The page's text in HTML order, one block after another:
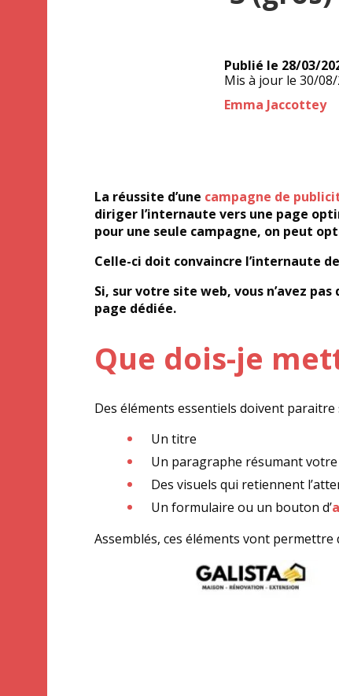
Publié le 28/03/
Mis à jour le 30/
Auteur
Emma Jaccottey
La réussite d’une campagne de
diriger l’internaute vers une page
pour une seule campagne, on peut
Celle-ci doit convaincre l’internaute
Si, sur votre site web, vous n’avez
page dédiée.
Que dois-je
Des éléments essentiels doivent
Un titre
Un paragraphe résumant
Des visuels qui retiennent
Un formulaire ou un bouton d’
Assemblés, ces éléments vont